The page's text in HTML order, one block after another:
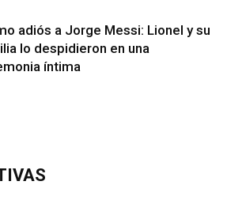
adiós a Jorge Messi: Lionel y su
lo despidieron en una
íntima